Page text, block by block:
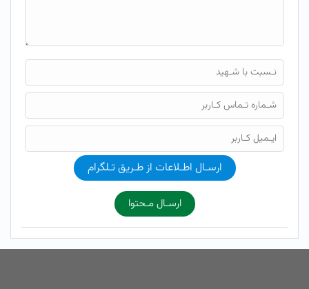
ارسـال اطـلاعات از طـریق تـلگرام
ارسـال مـحتوا